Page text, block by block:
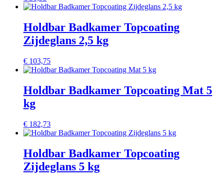
Holdbar Badkamer Topcoating
Zijdeglans 2,5 kg
€ 103,75
Holdbar Badkamer Topcoating Mat 5
kg
€ 182,73
Holdbar Badkamer Topcoating
Zijdeglans 5 kg